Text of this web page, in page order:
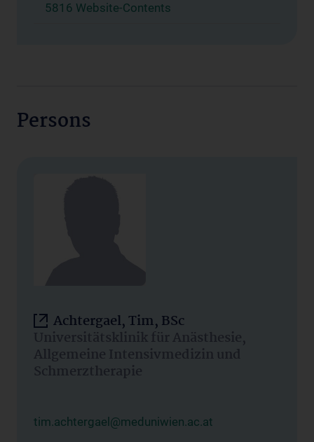
5816 Website-Contents
Persons
Achtergael, Tim, BSc
Universitätsklinik für Anästhesie,
Allgemeine Intensivmedizin und
Schmerztherapie
tim.achtergael@meduniwien.ac.at